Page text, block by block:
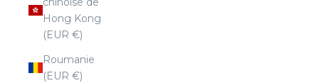
Hong Kong
(EUR €)
Roumanie
(EUR €)